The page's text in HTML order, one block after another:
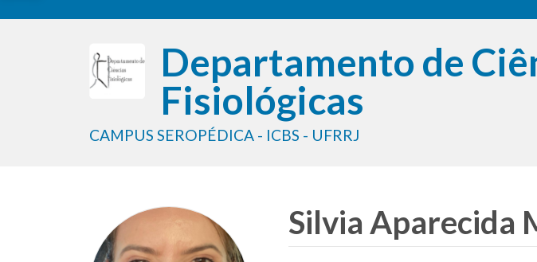
Departamento de
Fisiológicas
CAMPUS SEROPÉDICA - ICBS - UFRRJ
Silvia Aparecida